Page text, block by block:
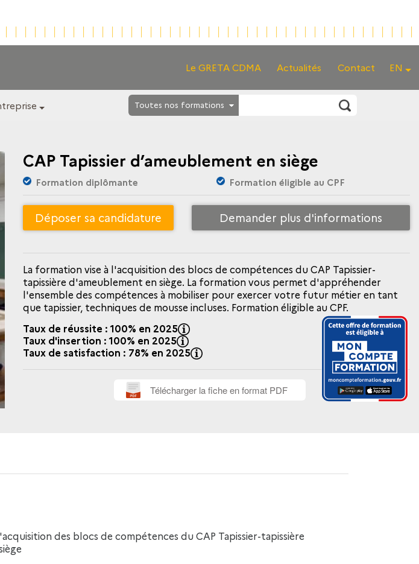
EN
Le GRETA CDMA Actualités Contact
Toutes nos formations
CAP Tapissier d’ameublement en siège
Formation diplômante Formation éligible au CPF
Déposer sa candidature Demander plus d'informations
La formation vise à l'acquisition des blocs de compétences du CAP Tapissier-
tapissière d'ameublement en siège. La formation vous permet d'appréhender
l'ensemble des compétences à mobiliser pour exercer votre futur métier en tant
que tapissier, techniques de mousse incluses. Formation éligible au CPF.
Taux de réussite : 100% en 2025
Taux d'insertion : 100% en 2025
Taux de satisfaction : 78% en 2025
Télécharger la fiche en format PDF